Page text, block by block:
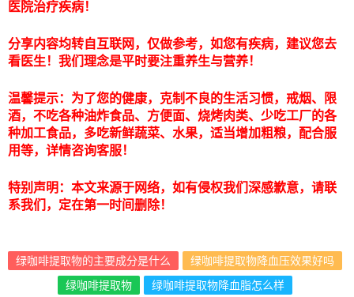
医院治疗疾病！
分享内容均转自互联网，仅做参考，如您有疾病，建议您去
看医生！我们理念是平时要注重养生与营养！
温馨提示：为了您的健康，克制不良的生活习惯，戒烟、限
酒，不吃各种油炸食品、方便面、烧烤肉类、少吃工厂的各
种加工食品，多吃新鲜蔬菜、水果，适当增加粗粮，配合服
用等，详情咨询客服！
特别声明：本文来源于网络，如有侵权我们深感歉意，请联
系我们，定在第一时间删除！
绿咖啡提取物的主要成分是什么
绿咖啡提取物降血压效果好吗
绿咖啡提取物
绿咖啡提取物降血脂怎么样